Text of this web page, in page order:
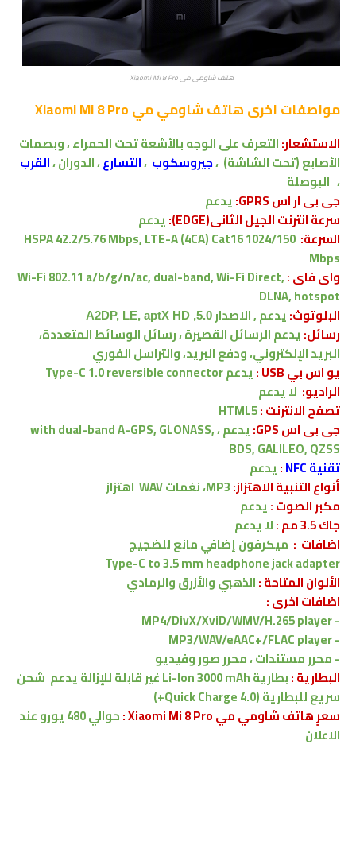
هاتف شاومي مي Xiaomi Mi 8 Pro
مواصفات اخرىهاتف شاومي مي Xiaomi Mi 8 Pro
الاستشعار:التعرف على الوجه بالأشعة تحت الحمراء ، وبصمات
الأصابع (تحت الشاشة) ،جيروسكوب ،التسارع، الدوران ،القرب
، البوصلة
جى بى ار اس GPRS:
يدعم
سرعة انترنت الجيل الثانى(EDGE):
يدعم
السرعة: HSPA 42.2/5.76 Mbps, LTE-A (4CA) Cat16 1024/150
Mbps
واى فاى :Wi-Fi 802.11 a/b/g/n/ac, dual-band, Wi-Fi Direct,
DLNA, hotspot
البلوتوث:يدعم , الاصدار 5.0, A2DP, LE, aptX HD
رسائل:يدعمالرسائل القصيرة ، رسائل الوسائط المتعددة،
البريد الإلكتروني، ودفع البريد، والتراسل الفوري
يو اس بي USB :
يدعمType-C 1.0 reversible connector
الراديو: لايدعم
تصفح الانترنت :HTML5
جى بى اس GPS:
يدعم ،with dual-band A-GPS, GLONASS,
BDS, GALILEO, QZSS
تقنية NFC
:يدعم
أنواع التنبية الاهتزاز:
اهتزاز
مكبر الصوت :يدعم
جاك 3.5 مم :
لايدعم
اضافات : ميكرفون إضافي مانع للضجيج
Type-C to 3.5 mm headphone jack adapter
الألوان المتاحة :الذهبي والأزرق والرمادي
اضافات اخرى :
-
MP4/DivX/XviD/WMV/H.265 player
-
MP3/WAV/eAAC+/FLAC player
-محرر مستندات ، محرر صور وفيديو
البطارية :بطارية Li-Ion 3000 mAh غير قابلة للإزالةيدعم شحن
سريع للبطارية (Quick Charge 4.0+)
سعرٍ هاتف شاومي مي Xiaomi Mi 8 Pro :
حوالي 480 يورو
عند
الاعلان